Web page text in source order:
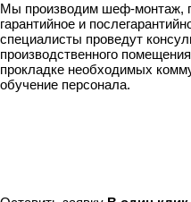
Мы производим шеф-монтаж,
гарантийное и
специалисты проведут
производственного
прокладке необходимых
обучение персонала.